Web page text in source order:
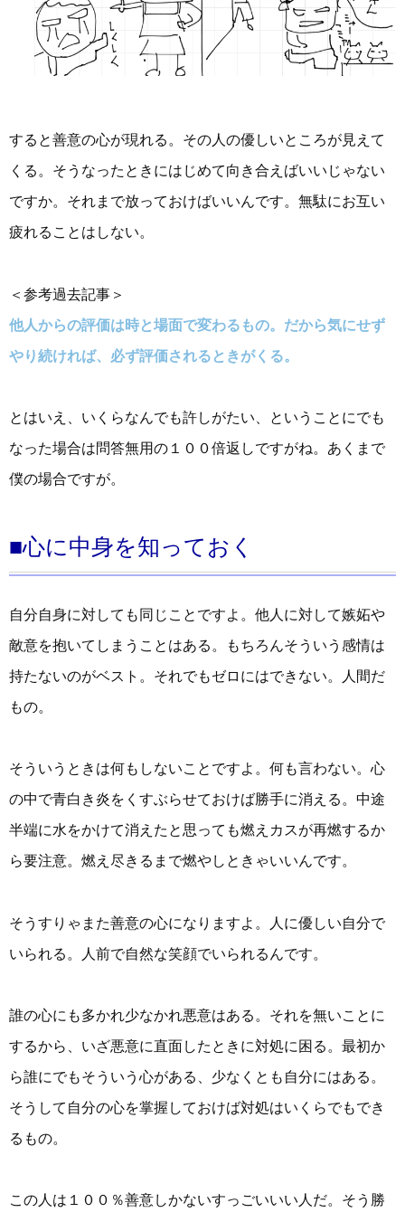
すると善意の心が現れる。その人の優しいところが見えて
くる。そうなったときにはじめて向き合えばいいじゃない
ですか。それまで放っておけばいいんです。無駄にお互い
疲れることはしない。
＜参考過去記事＞
他人からの評価は時と場面で変わるもの。だから気にせず
やり続ければ、必ず評価されるときがくる。
とはいえ、いくらなんでも許しがたい、ということにでも
なった場合は問答無用の１００倍返しですがね。あくまで
僕の場合ですが。
■心に中身を知っておく
自分自身に対しても同じことですよ。他人に対して嫉妬や
敵意を抱いてしまうことはある。もちろんそういう感情は
持たないのがベスト。それでもゼロにはできない。人間だ
もの。
そういうときは何もしないことですよ。何も言わない。心
の中で青白き炎をくすぶらせておけば勝手に消える。中途
半端に水をかけて消えたと思っても燃えカスが再燃するか
ら要注意。燃え尽きるまで燃やしときゃいいんです。
そうすりゃまた善意の心になりますよ。人に優しい自分で
いられる。人前で自然な笑顔でいられるんです。
誰の心にも多かれ少なかれ悪意はある。それを無いことに
するから、いざ悪意に直面したときに対処に困る。最初か
ら誰にでもそういう心がある、少なくとも自分にはある。
そうして自分の心を掌握しておけば対処はいくらでもでき
るもの。
この人は１００％善意しかないすっごいいい人だ。そう勝